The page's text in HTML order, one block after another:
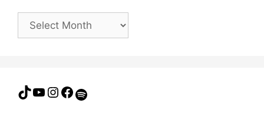
Arsip
(masehi)
TikTokYouTube
Instagram
Facebook